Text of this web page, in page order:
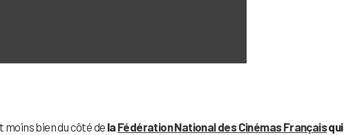
bien du côté de la Fédération National des Cinémas Françaisqui